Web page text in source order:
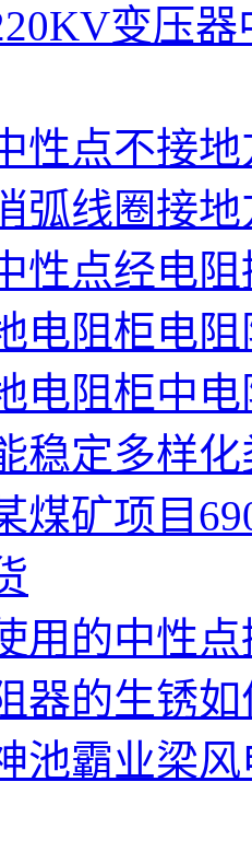
变压
性点不接
弧线圈接
性点经电
电阻柜电
电阻柜中
稳定多样
煤矿项目
用的中性
器的生锈
池霸业梁